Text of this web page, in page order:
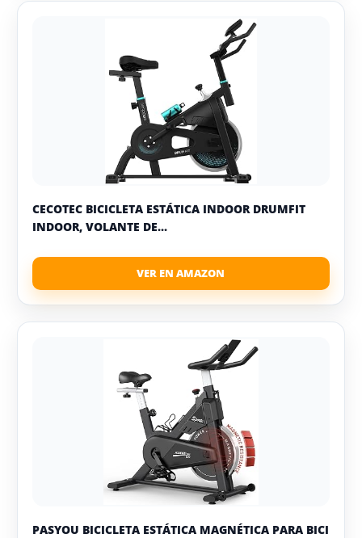
CECOTEC BICICLETA ESTÁTICA INDOOR DRUMFIT
INDOOR, VOLANTE DE...
PASYOU BICICLETA ESTÁTICA MAGNÉTICA PARA BICI